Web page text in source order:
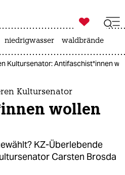
ich
ich

taz zahl ich
niedrigwasser waldbrände
Kultursenator: Antifaschist*innen
Kultursenator
wollen
KZ-Überlebende
Carsten Brosda